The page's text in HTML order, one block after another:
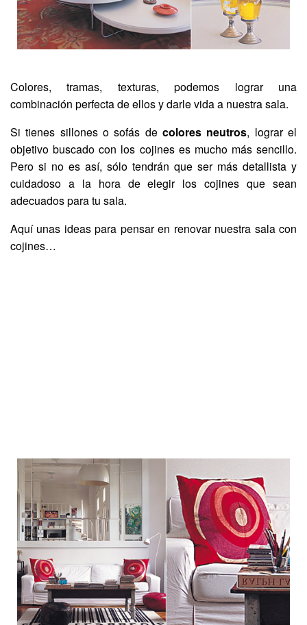
Colores, tramas, texturas, podemos lograr una
combinación perfecta de ellos y darle vida a nuestra sala.
Si tienes sillones o sofás de colores neutros, lograr el
objetivo buscado con los cojines es mucho más sencillo.
Pero si no es así, sólo tendrán que ser más detallista y
cuidadoso a la hora de elegir los cojines que sean
adecuados para tu sala.
Aquí unas ideas para pensar en renovar nuestra sala con
cojines…